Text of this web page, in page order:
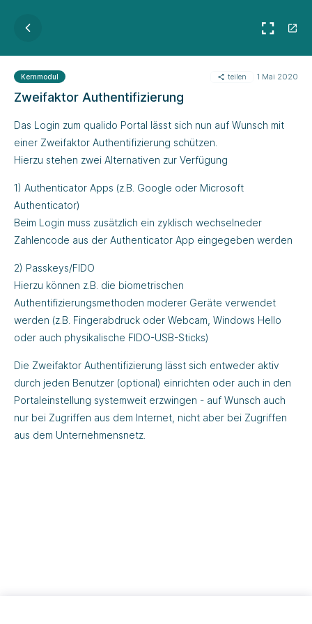
Kernmodul teilen 1 Mai 2020
Zweifaktor Authentifizierung
Das Login zum qualido Portal lässt sich nun auf Wunsch mit
einer Zweifaktor Authentifizierung schützen.
Hierzu stehen zwei Alternativen zur Verfügung
1) Authenticator Apps (z.B. Google oder Microsoft
Authenticator)
Beim Login muss zusätzlich ein zyklisch wechselneder
Zahlencode aus der Authenticator App eingegeben werden
2) Passkeys/FIDO
Hierzu können z.B. die biometrischen
Authentifizierungsmethoden moderer Geräte verwendet
werden (z.B. Fingerabdruck oder Webcam, Windows Hello
oder auch physikalische FIDO-USB-Sticks)
Die Zweifaktor Authentifizierung lässt sich entweder aktiv
durch jeden Benutzer (optional) einrichten oder auch in den
Portaleinstellung systemweit erzwingen - auf Wunsch auch
nur bei Zugriffen aus dem Internet, nicht aber bei Zugriffen
aus dem Unternehmensnetz.